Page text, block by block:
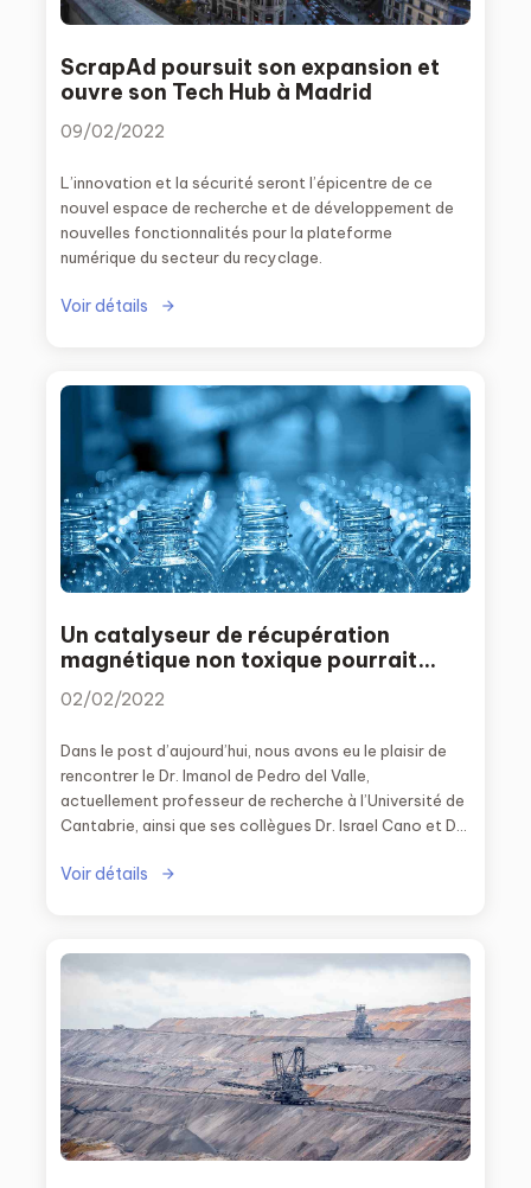
ScrapAd poursuit son expansion et
ouvre son Tech Hub à Madrid
09/02/2022
L’innovation et la sécurité seront l’épicentre de ce
nouvel espace de recherche et de développement de
nouvelles fonctionnalités pour la plateforme
numérique du secteur du recyclage.
Voir détails
Un catalyseur de récupération
magnétique non toxique pourrait
révolutionner l’industrie du recyclage
des plastiques
02/02/2022
Dans le post d’aujourd’hui, nous avons eu le plaisir de
rencontrer le Dr. Imanol de Pedro del Valle,
actuellement professeur de recherche à l’Université de
Cantabrie, ainsi que ses collègues Dr. Israel Cano et Dr.
d’assistants doctoraux au Département de Chimie
Voir détails